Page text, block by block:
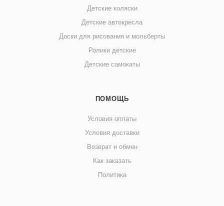
Детские коляски
Детские автокресла
Доски для рисования и мольберты
Ролики детские
Детские самокаты
ПОМОЩЬ
Условия оплаты
Условия доставки
Возврат и обмен
Как заказать
Политика